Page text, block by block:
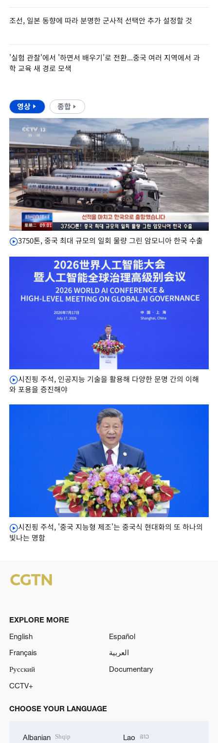
조선, 일본 동향에 따라 분명한 군사적 선택안 추가 설정할 것
'실험 관찰'에서 '하면서 배우기'로 전환...중국 여러 지역에서 과
학 교육 새 경로 모색
영상 종합
3750톤, 중국 최대 규모의 일회 물량 그린 암모니아 한국 수출
시진핑 주석, 인공지능 기술을 활용해 다양한 문명 간의 이해
와 포용을 증진해야
시진핑 주석, '중국 지능형 제조'는 중국식 현대화의 또 하나의
빛나는 명함
EXPLORE MORE
English
Español
Français
العربية
Русский
Documentary
CCTV+
CHOOSE YOUR LANGUAGE
Albanian Shqip Lao ລາວ